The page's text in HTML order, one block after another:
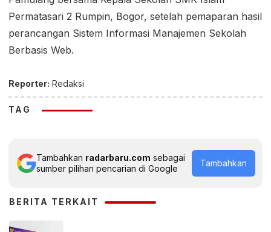
Permatasari 2 Rumpin, Bogor, setelah pemaparan hasil
perancangan Sistem Informasi Manajemen Sekolah
Berbasis Web.
Reporter: Redaksi
TAG
Tambahkan radarbaru.com sebagai
sumber pilihan pencarian di Google
Tambahkan
BERITA TERKAIT